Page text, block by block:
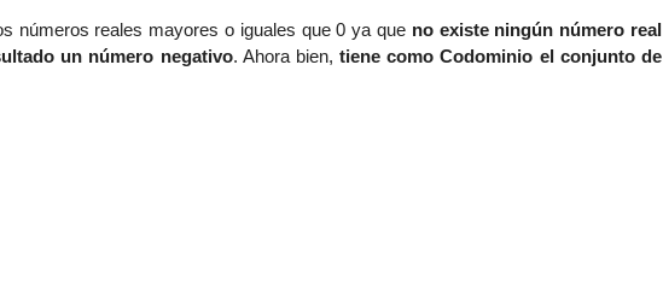
números reales mayores o iguales que 0 ya que no existe ningún número real
un número negativo. Ahora bien,tiene como Codominio el conjunto de